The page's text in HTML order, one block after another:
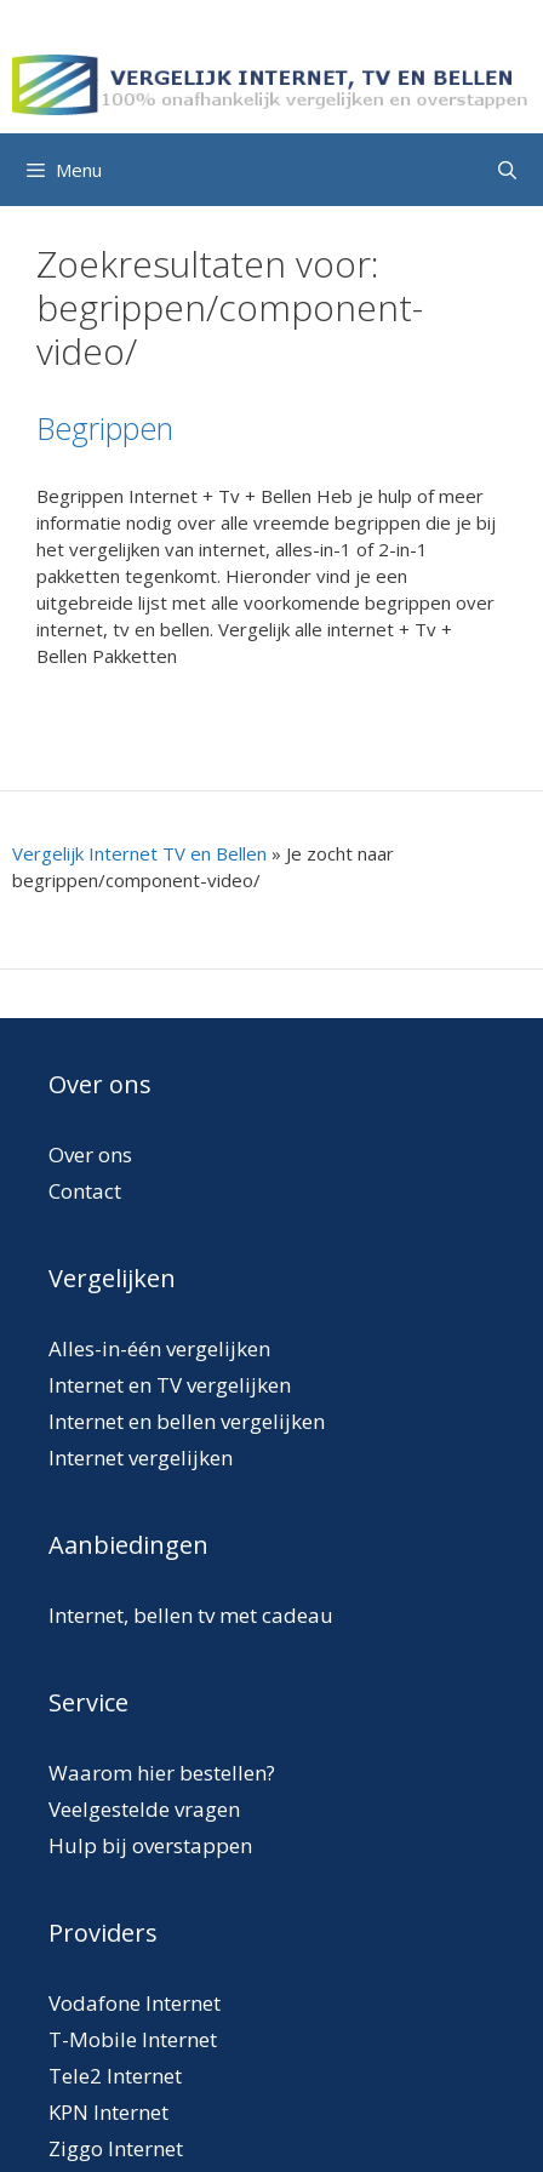
de
inhoud
Menu
Zoekresultaten voor:
begrippen/component-
video/
Begrippen
Begrippen Internet + Tv + Bellen Heb je hulp of meer
informatie nodig over alle vreemde begrippen die je bij
het vergelijken van internet, alles-in-1 of 2-in-1
pakketten tegenkomt. Hieronder vind je een
uitgebreide lijst met alle voorkomende begrippen over
internet, tv en bellen. Vergelijk alle internet + Tv +
Bellen Pakketten
Vergelijk Internet TV en Bellen » Je zocht naar
begrippen/component-video/
Over ons
Over ons
Contact
Vergelijken
Alles-in-één vergelijken
Internet en TV vergelijken
Internet en bellen vergelijken
Internet vergelijken
Aanbiedingen
Internet, bellen tv met cadeau
Service
Waarom hier bestellen?
Veelgestelde vragen
Hulp bij overstappen
Providers
Vodafone Internet
T-Mobile Internet
Tele2 Internet
KPN Internet
Ziggo Internet